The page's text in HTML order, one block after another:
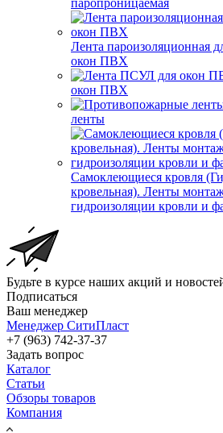
Лента пароизоляционная
окон ПВХ
окон ПВХ
ленты
Самоклеющиеся кровля
кровельная). Ленты
гидроизоляции кровли и
Будьте в курсе наших акций и
Подписаться
Ваш менеджер
Менеджер СитиПласт
+7 (963) 742-37-37
Задать вопрос
Каталог
Статьи
Обзоры товаров
Компания